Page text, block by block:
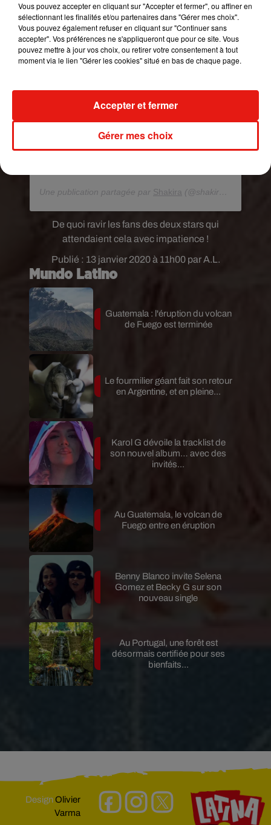
Publié : 13 janvier 2020 à 11h00 par A.L.
Voir cette publication sur Instagram
nuevo sencillo / The new single Shakira &
Une publication partagée par Shakira (@shakira) le
De quoi ravir les fans des deux stars qui
attendaient cela avec impatience !
Mundo Latino
Guatemala : l'éruption du volcan
de Fuego est terminée
Le fourmilier géant fait son retour
en Argentine, et en pleine...
Karol G dévoile la tracklist de
son nouvel album… avec des
invités...
Au Guatemala, le volcan de
Fuego entre en éruption
Benny Blanco invite Selena
Gomez et Becky G sur son
nouveau single
Au Portugal, une forêt est
désormais certifiée pour ses
bienfaits...
DesignOlivier
Varma
Vous pouvez accepter en cliquant sur "Accepter et fermer", ou affiner en
sélectionnant les finalités et/ou partenaires dans "Gérer mes choix".
Vous pouvez également refuser en cliquant sur "Continuer sans
accepter". Vos préférences ne s'appliqueront que pour ce site. Vous
pouvez mettre à jour vos choix, ou retirer votre consentement à tout
moment via le lien "Gérer les cookies" situé en bas de chaque page.
Gérer mes choix
Accepter et fermer